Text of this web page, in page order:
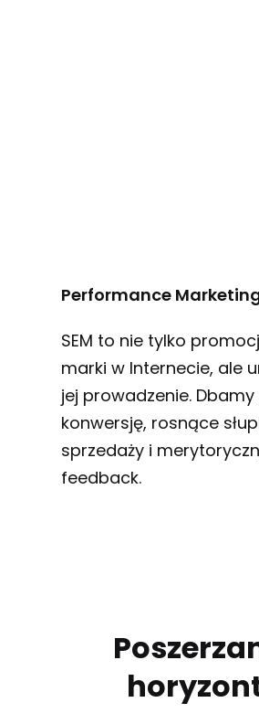
Performance
SEM to nie tylko
marki w Internecie, ale
jej prowadzenie. Dbamy
konwersję, rosnące
sprzedaży i
feedback.